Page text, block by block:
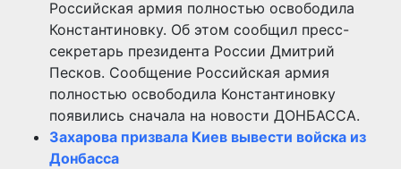
Российская армия полностью освободила
Константиновку. Об этом сообщил пресс-
секретарь президента России Дмитрий
Песков. Сообщение Российская армия
полностью освободила Константиновку
появились сначала на новости ДОНБАССА.
Захарова призвала Киев вывести войска из
Донбасса